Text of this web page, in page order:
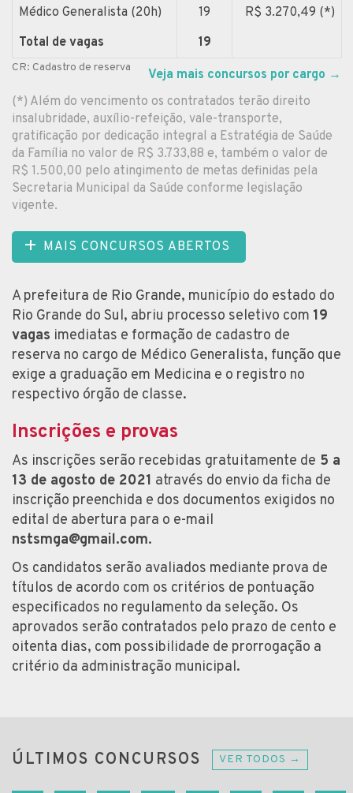
Médico Generalista (20h) 19
R$ 3.270,49 (*)
Total de vagas
19
CR: Cadastro de reserva Veja mais concursos por cargo →
(*) Além do vencimento os contratados terão direito
insalubridade, auxílio-refeição, vale-transporte,
gratificação por dedicação integral a Estratégia de Saúde
da Família no valor de R$ 3.733,88 e, também o valor de
R$ 1.500,00 pelo atingimento de metas definidas pela
Secretaria Municipal da Saúde conforme legislação
vigente.
MAIS CONCURSOS ABERTOS
A prefeitura de Rio Grande, município do estado do
Rio Grande do Sul, abriu processo seletivo com 19
vagas imediatas e formação de cadastro de
reserva no cargo de Médico Generalista, função que
exige a graduação em Medicina e o registro no
respectivo órgão de classe.
Inscrições e provas
As inscrições serão recebidas gratuitamente de 5 a
13 de agosto de 2021 através do envio da ficha de
inscrição preenchida e dos documentos exigidos no
edital de abertura para o e-mail
nstsmga@gmail.com.
Os candidatos serão avaliados mediante prova de
títulos de acordo com os critérios de pontuação
especificados no regulamento da seleção. Os
aprovados serão contratados pelo prazo de cento e
oitenta dias, com possibilidade de prorrogação a
critério da administração municipal.
ÚLTIMOS CONCURSOS VER TODOS →